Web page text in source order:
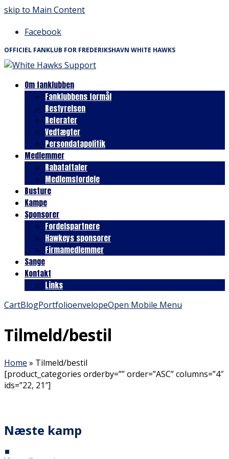
skip to Main Content
Facebook
OFFICIEL FANKLUB FOR FREDERIKSHAVN WHITE HAWKS
Om fanklubben
Fanklubbens formål
Bestyrelsen
Referater
Vedtægter
Persondatapolitik
Medlemmer
Rabataftaler
Medlemsfordele
Busture
Kampe
Sponsorer
Fordelspartnere
Hawkeys sponsorer
Firmamedlemmer
Sange
Kontakt
Links
CartBlogPortfolioenvelopeOpen Mobile Menu
Tilmeld/bestil
Home » Tilmeld/bestil
[product_categories orderby=”” order=”ASC” columns=”4″
ids=”22, 21″]
Næste kamp